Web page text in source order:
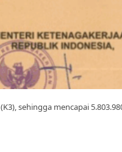
sehingga mencapai